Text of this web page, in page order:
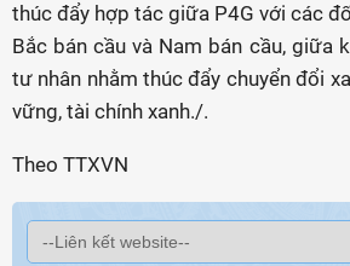
thúc đẩy hợp tác giữa P4G với các
Bắc bán cầu và Nam bán cầu, giữa
tư nhân nhằm thúc đẩy chuyển đổi
vững, tài chính xanh./.
Theo TTXVN